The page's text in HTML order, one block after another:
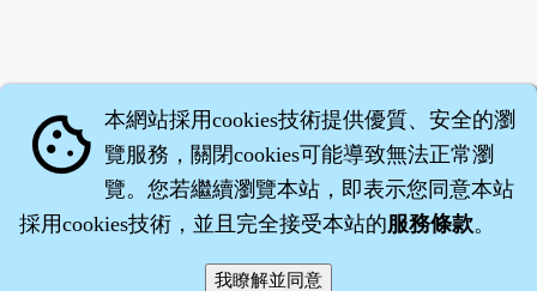
cookie 本網站採用cookies技術提供優質、安全的瀏
覽服務，關閉cookies可能導致無法正常瀏
覽。您若繼續瀏覽本站，即表示您同意本站
採用cookies技術，並且完全接受本站的服務條款。